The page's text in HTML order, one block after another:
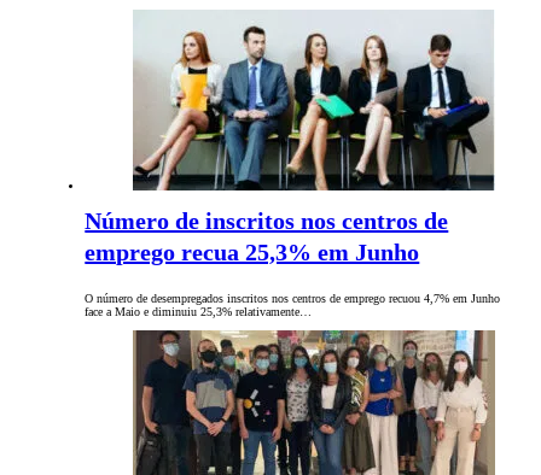
Número de inscritos nos centros de
emprego recua 25,3% em Junho
O número de desempregados inscritos nos centros de emprego recuou 4,7% em Junho
face a Maio e diminuiu 25,3% relativamente…